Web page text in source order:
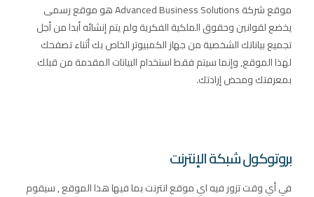
موقع شركة Advanced Business Solutions هو موقع رسمى
يخضع لقوانين وحقوق الملكية الفكرية ولم يتم إنشائه أبدا من أجل
تجميع بياناتك الشخصية من جهاز الكمبيوتر الخاص بك أثناء تصفحك
لهذا الموقع, وإنما سيتم فقط استخدام البيانات المقدمة من قبلك
بمعرفتك ومحض إرادتك.
بروتوكول شبكة الإنترنت
في أي وقت تزور فيه اي موقع انترنت بما فيها هذا الموقع , سيقوم